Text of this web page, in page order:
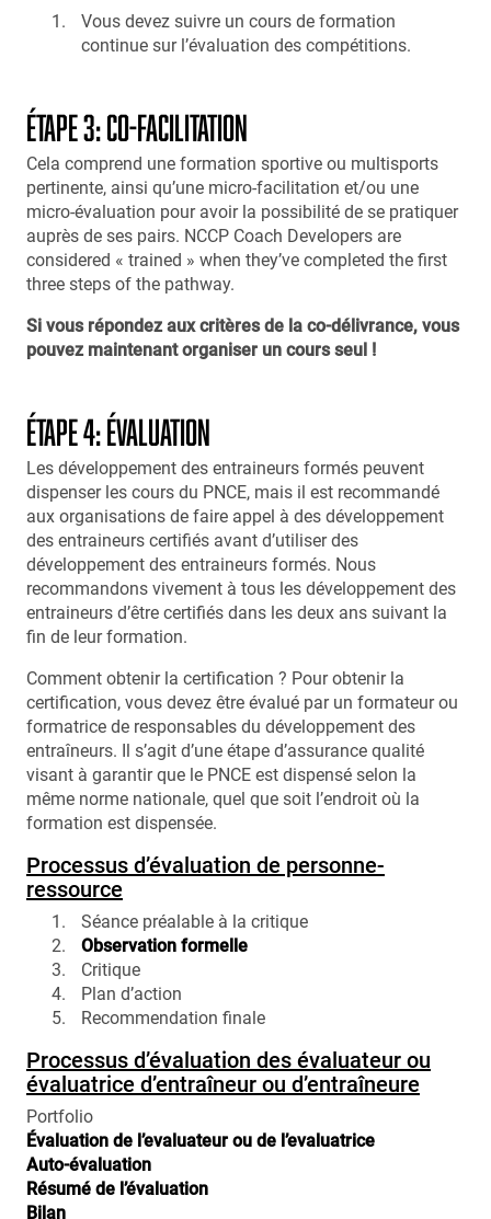
Vous devez suivre un cours de formation
continue sur l’évaluation des compétitions.
ÉTAPE 3: CO-FACILITATION
Cela comprend une formation sportive ou multisports
pertinente, ainsi qu’une micro-facilitation et/ou une
micro-évaluation pour avoir la possibilité de se pratiquer
auprès de ses pairs. NCCP Coach Developers are
considered « trained » when they’ve completed the first
three steps of the pathway.
Si vous répondez aux critères de la co-délivrance, vous
pouvez maintenant organiser un cours seul !
ÉTAPE 4: ÉVALUATION
Les développement des entraineurs formés peuvent
dispenser les cours du PNCE, mais il est recommandé
aux organisations de faire appel à des développement
des entraineurs certifiés avant d’utiliser des
développement des entraineurs formés. Nous
recommandons vivement à tous les développement des
entraineurs d’être certifiés dans les deux ans suivant la
fin de leur formation.
Comment obtenir la certification ? Pour obtenir la
certification, vous devez être évalué par un formateur ou
formatrice de responsables du développement des
entraîneurs. Il s’agit d’une étape d’assurance qualité
visant à garantir que le PNCE est dispensé selon la
même norme nationale, quel que soit l’endroit où la
formation est dispensée.
Processus d’évaluation de personne-
ressource
Séance préalable à la critique
Observation formelle
Critique
Plan d’action
Recommendation finale
Processus d’évaluation des évaluateur ou
évaluatrice d’entraîneur ou d’entraîneure
Portfolio
Évaluation de l’evaluateur ou de l’evaluatrice
Auto-évaluation
Résumé de l’évaluation
Bilan